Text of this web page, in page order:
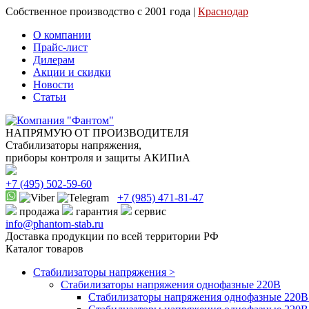
Собственное производство с 2001 года | Краснодар
О компании
Прайс-лист
Дилерам
Акции и скидки
Новости
Статьи
НАПРЯМУЮ ОТ ПРОИЗВОДИТЕЛЯ
Стабилизаторы напряжения,
приборы контроля и защиты АКИПиА
+7 (495) 502-59-60
+7 (985) 471-81-47
продажа
гарантия
сервис
info@phantom-stab.ru
Доставка продукции по всей территории РФ
Каталог товаров
Стабилизаторы напряжения >
Cтабилизаторы напряжения однофазные 220В
Стабилизаторы напряжения однофазные 220В